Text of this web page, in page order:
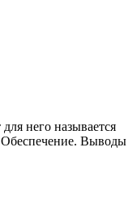
него называется
Обеспечение. Выводы